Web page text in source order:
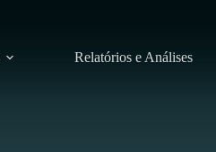
Relatórios e Análises